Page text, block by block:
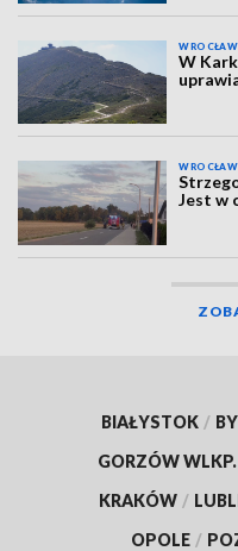
WROCŁAW
W
WROCŁAW
Jest w
BIAŁYSTOK /
GORZÓW WLKP.
KRAKÓW /
OPOLE /